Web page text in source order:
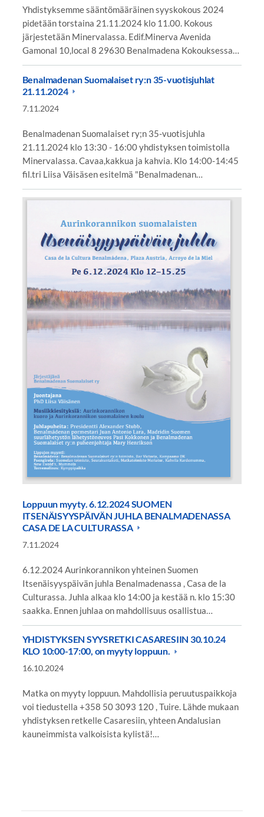
Yhdistyksemme sääntömääräinen syyskokous 2024
pidetään torstaina 21.11.2024 klo 11.00. Kokous
järjestetään Minervalassa. Edif.Minerva Avenida
Gamonal 10,local 8 29630 Benalmadena Kokouksessa…
Benalmadenan Suomalaiset ry:n 35-vuotisjuhlat
21.11.2024
7.11.2024
Benalmadenan Suomalaiset ry;n 35-vuotisjuhla
21.11.2024 klo 13:30 - 16:00 yhdistyksen toimistolla
Minervalassa. Cavaa,kakkua ja kahvia. Klo 14:00-14:45
fil.tri Liisa Väisäsen esitelmä "Benalmadenan…
Loppuun myyty. 6.12.2024 SUOMEN
ITSENÄISYYSPÄIVÄN JUHLA BENALMADENASSA
CASA DE LA CULTURASSA
7.11.2024
6.12.2024 Aurinkorannikon yhteinen Suomen
Itsenäisyyspäivän juhla Benalmadenassa , Casa de la
Culturassa. Juhla alkaa klo 14:00 ja kestää n. klo 15:30
saakka. Ennen juhlaa on mahdollisuus osallistua…
YHDISTYKSEN SYYSRETKI CASARESIIN 30.10.24
KLO 10:00-17:00, on myyty loppuun.
16.10.2024
Matka on myyty loppuun. Mahdollisia peruutuspaikkoja
voi tiedustella +358 50 3093 120 , Tuire. Lähde mukaan
yhdistyksen retkelle Casaresiin, yhteen Andalusian
kauneimmista valkoisista kylistä!…